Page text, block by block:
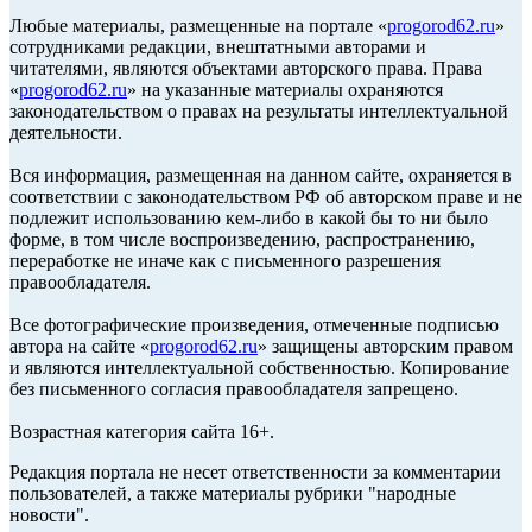
Любые материалы, размещенные на портале «progorod62.ru»
сотрудниками редакции, внештатными авторами и
читателями, являются объектами авторского права. Права
«progorod62.ru» на указанные материалы охраняются
законодательством о правах на результаты интеллектуальной
деятельности.
Вся информация, размещенная на данном сайте, охраняется в
соответствии с законодательством РФ об авторском праве и не
подлежит использованию кем-либо в какой бы то ни было
форме, в том числе воспроизведению, распространению,
переработке не иначе как с письменного разрешения
правообладателя.
Все фотографические произведения, отмеченные подписью
автора на сайте «progorod62.ru» защищены авторским правом
и являются интеллектуальной собственностью. Копирование
без письменного согласия правообладателя запрещено.
Возрастная категория сайта 16+.
Редакция портала не несет ответственности за комментарии
пользователей, а также материалы рубрики "народные
новости".